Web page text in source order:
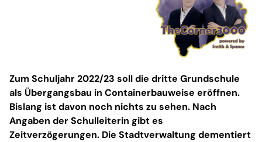
Zum Schuljahr 2022/23 soll die dritte Grundschule
als Übergangsbau in Containerbauweise eröffnen.
Bislang ist davon noch nichts zu sehen. Nach
Angaben der Schulleiterin gibt es
Zeitverzögerungen. Die Stadtverwaltung dementiert